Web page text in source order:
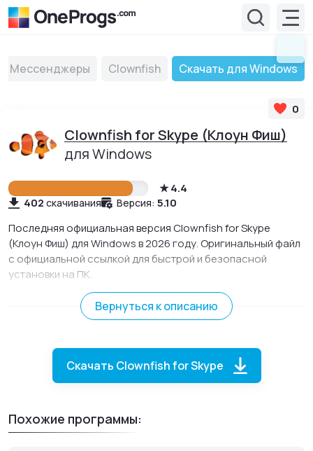
Мессенджеры Clownfish Скачать для Windows
Clownfish for Skype (Клоун Фиш)
для Windows
0
4.4
402 скачивания Версия: 5.10
Последняя официальная версия Clownfish for Skype
(Клоун Фиш) для Windows в 2026 году. Оригинальный файл
с официальной ссылкой для быстрой и безопасной
установки на ПК.
Утилита для мессенджера Skype для онлайн-перевода и
преобразования звучания голоса во время общения с
Вернуться к описанию
Скачать Clownfish for Skype
Похожие программы: